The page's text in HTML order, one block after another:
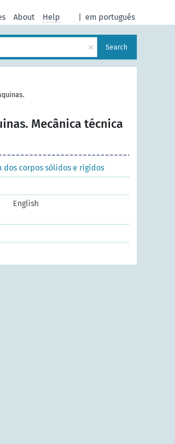
em português
About Help
× Search
Mecânica técnica
dos corpos sólidos e rígidos
English